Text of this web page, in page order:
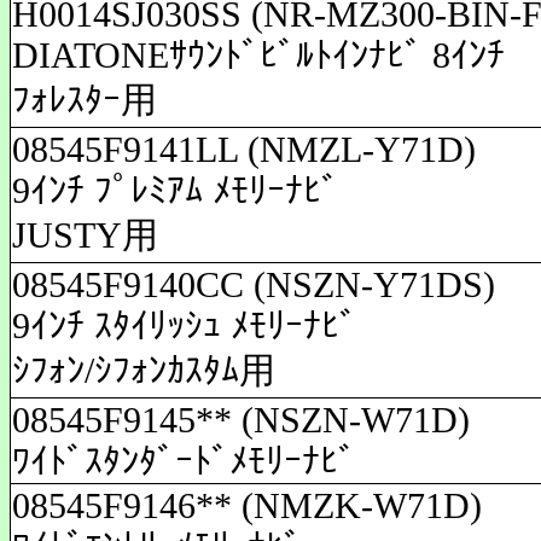
H0014SJ030SS (NR-MZ300-BIN-
DIATONEｻｳﾝﾄﾞﾋﾞﾙﾄｲﾝﾅﾋﾞ 8ｲﾝﾁ
ﾌｫﾚｽﾀｰ用
08545F9141LL (NMZL-Y71D)
9ｲﾝﾁ ﾌﾟﾚﾐｱﾑ ﾒﾓﾘｰﾅﾋﾞ
JUSTY用
08545F9140CC (NSZN-Y71DS)
9ｲﾝﾁ ｽﾀｲﾘｯｼｭ ﾒﾓﾘｰﾅﾋﾞ
ｼﾌｫﾝ/ｼﾌｫﾝｶｽﾀﾑ用
08545F9145** (NSZN-W71D)
ﾜｲﾄﾞｽﾀﾝﾀﾞｰﾄﾞﾒﾓﾘｰﾅﾋﾞ
08545F9146** (NMZK-W71D)